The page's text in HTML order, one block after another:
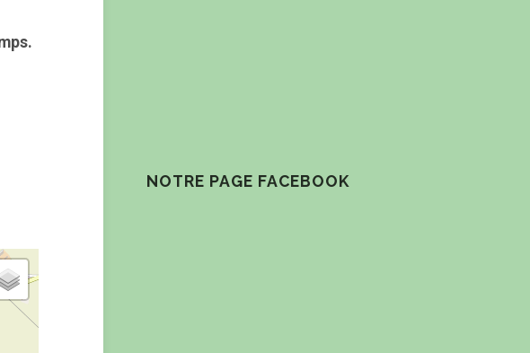
NOTRE PAGE FACEBOOK